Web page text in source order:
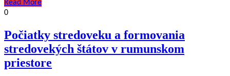
Read More
0
Počiatky stredoveku a formovania
stredovekých štátov v rumunskom
priestore